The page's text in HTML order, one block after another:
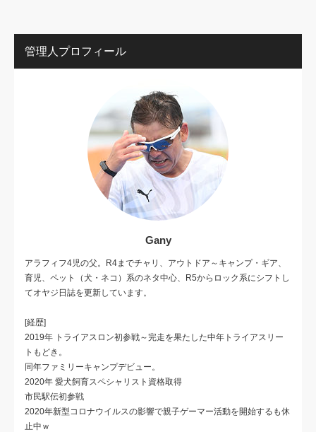
管理人プロフィール
Gany
アラフィフ4児の父。R4までチャリ、アウトドア～キャンプ・ギア、
育児、ペット（犬・ネコ）系のネタ中心、R5からロック系にシフトし
てオヤジ日誌を更新しています。
[経歴]
2019年 トライアスロン初参戦～完走を果たした中年トライアスリー
トもどき。
同年ファミリーキャンプデビュー。
2020年 愛犬飼育スペシャリスト資格取得
市民駅伝初参戦
2020年新型コロナウイルスの影響で親子ゲーマー活動を開始するも休
止中ｗ